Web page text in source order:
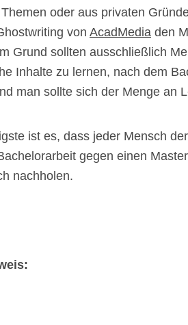
oder aus privaten
von AcadMedia den
Grund sollten ausschließlich
Inhalte zu lernen, nach dem
man sollte sich der Menge an
ist es, dass jeder Mensch
gegen einen
nachholen.